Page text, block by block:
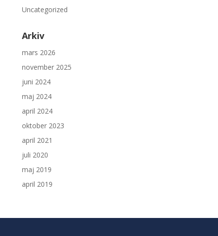
Uncategorized
Arkiv
mars 2026
november 2025
juni 2024
maj 2024
april 2024
oktober 2023
april 2021
juli 2020
maj 2019
april 2019